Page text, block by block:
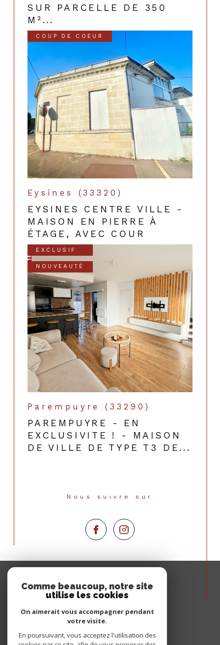
SUR PARCELLE DE 350
M²...
COUP DE COEUR
Eysines (33320)
EYSINES CENTRE VILLE -
MAISON EN PIERRE À
ÉTAGE, AVEC COUR
EXCLUSIF
NOUVEAUTÉ
Parempuyre (33290)
PAREMPUYRE - EN
EXCLUSIVITE ! - MAISON
DE VILLE DE TYPE T3 DE...
Nous suivre sur
PROPRIÉTAIRE
Se connecter
Comme beaucoup, notre site
utilise les cookies
On aimerait vous accompagner pendant
votre visite.
En poursuivant, vous acceptez l'utilisation des